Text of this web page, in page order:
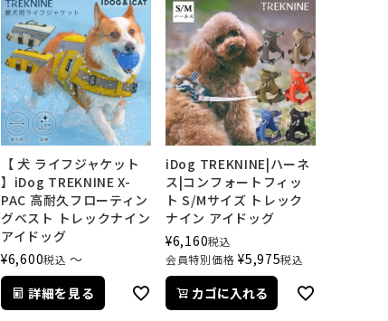
【 犬 ライフジャケット
】iDog TREKNINE X-
PAC 高耐久フローティン
グベスト トレックナイン
アイドッグ
¥6,600税込 〜
詳細を見る
iDog TREKNINE|ハーネ
ス|コンフォートフィッ
ト S/Mサイズ トレック
ナイン アイドッグ
¥6,160税込
会員特別価格 ¥5,975税込
カゴに入れる